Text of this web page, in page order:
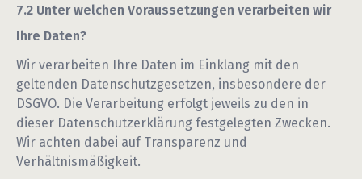
Unter welchen Voraussetzungen verarbeiten wir
Ihre Daten?
Wir verarbeiten Ihre Daten im Einklang mit den
geltenden Datenschutzgesetzen, insbesondere der
DSGVO. Die Verarbeitung erfolgt jeweils zu den in
dieser Datenschutzerklärung festgelegten Zwecken.
Wir achten dabei auf Transparenz und
Verhältnismäßigkeit.